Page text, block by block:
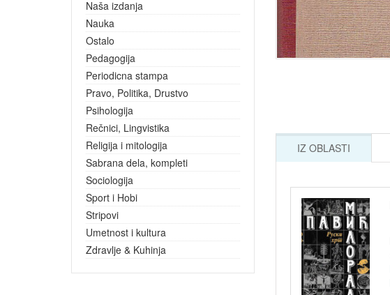
Naša izdanja
Nauka
Ostalo
Pedagogija
Periodicna stampa
Pravo, Politika, Drustvo
Psihologija
Rečnici, Lingvistika
Religija i mitologija
Sabrana dela, kompleti
Sociologija
Sport i Hobi
Stripovi
Umetnost i kultura
Zdravlje & Kuhinja
IZ OBLASTI